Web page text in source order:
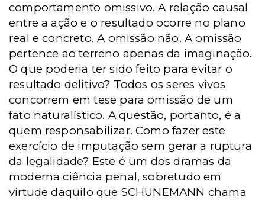
comportamento omissivo. A relação causal
entre a ação e o resultado ocorre no plano
real e concreto. A omissão não. A omissão
pertence ao terreno apenas da imaginação.
O que poderia ter sido feito para evitar o
resultado delitivo? Todos os seres vivos
concorrem em tese para omissão de um
fato naturalístico. A questão, portanto, é a
quem responsabilizar. Como fazer este
exercício de imputação sem gerar a ruptura
da legalidade? Este é um dos dramas da
moderna ciência penal, sobretudo em
virtude daquilo que SCHUNEMANN chama